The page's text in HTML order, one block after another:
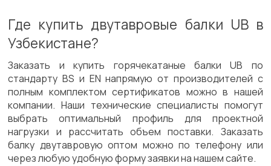
Где купить двутавровые балки UB в
Узбекистане?
Заказать и купить горячекатаные балки UB по
стандарту BS и EN напрямую от производителей с
полным комплектом сертификатов можно в нашей
компании. Наши технические специалисты помогут
выбрать оптимальный профиль для проектной
нагрузки и рассчитать объем поставки. Заказать
балку двутавровую оптом можно по телефону или
через любую удобную форму заявки на нашем сайте.